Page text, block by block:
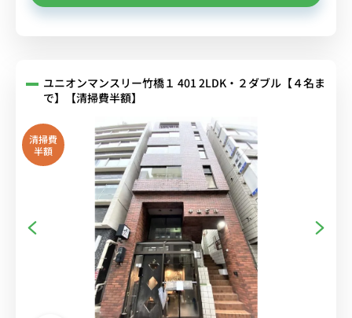
ユニオンマンスリー竹橋１ 401 2LDK・２ダブル【４名ま
で】【清掃費半額】
清掃費
半額